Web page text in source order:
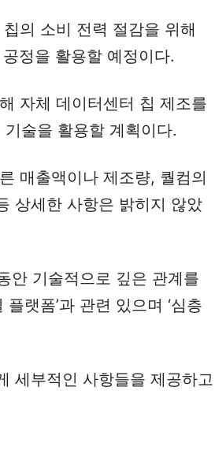
의 소비 전력 절감을 위해
정을 활용할 예정이다.
자체 데이터센터 칩 제조를
술을 활용할 계획이다.
매출액이나 제조량, 퀄컴의
상세한 사항은 밝히지 않았
안 기술적으로 깊은 관계를
랫폼’과 관련 있으며 ‘심층
세부적인 사항들을 제공하고